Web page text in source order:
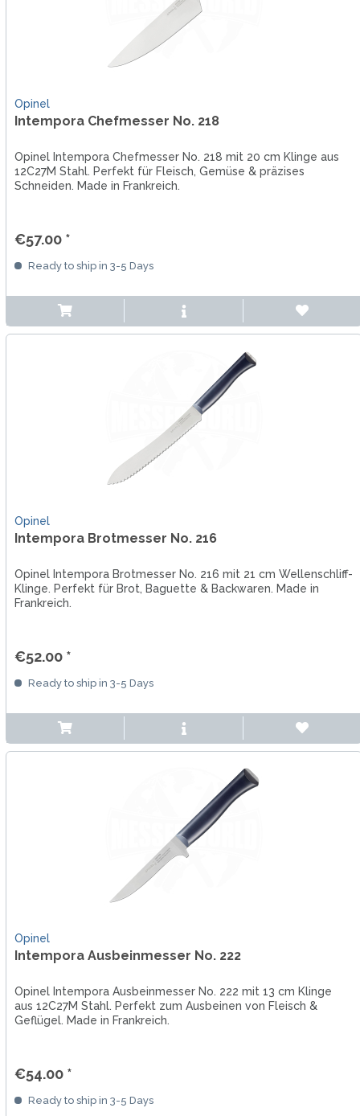
Opinel
Intempora Chefmesser No. 218
Opinel Intempora Chefmesser No. 218 mit 20 cm Klinge aus
12C27M Stahl. Perfekt für Fleisch, Gemüse & präzises
Schneiden. Made in Frankreich.
€57.00 *
Ready to ship in 3-5 Days
Opinel
Intempora Brotmesser No. 216
Opinel Intempora Brotmesser No. 216 mit 21 cm Wellenschliff-
Klinge. Perfekt für Brot, Baguette & Backwaren. Made in
Frankreich.
€52.00 *
Ready to ship in 3-5 Days
Opinel
Intempora Ausbeinmesser No. 222
Opinel Intempora Ausbeinmesser No. 222 mit 13 cm Klinge
aus 12C27M Stahl. Perfekt zum Ausbeinen von Fleisch &
Geflügel. Made in Frankreich.
€54.00 *
Ready to ship in 3-5 Days